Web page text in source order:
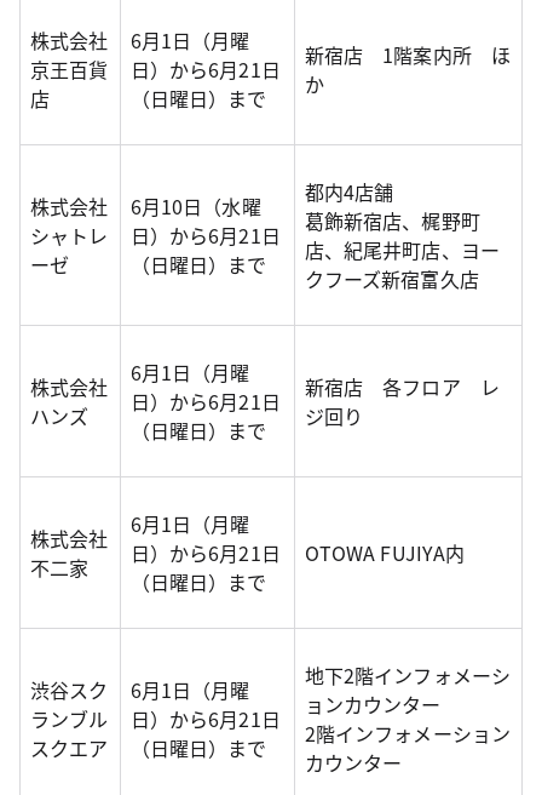
株式会社
京王百貨
店
6月1日（月曜
日）から6月21日
（日曜日）まで
新宿店 1階案内所 ほ
か
株式会社
シャトレ
ーゼ
6月10日（水曜
日）から6月21日
（日曜日）まで
都内4店舗
葛飾新宿店、梶野町
店、紀尾井町店、ヨー
クフーズ新宿富久店
株式会社
ハンズ
6月1日（月曜
日）から6月21日
（日曜日）まで
新宿店 各フロア レ
ジ回り
株式会社
不二家
6月1日（月曜
日）から6月21日
（日曜日）まで
OTOWA FUJIYA内
渋谷スク
ランブル
スクエア
6月1日（月曜
日）から6月21日
（日曜日）まで
地下2階インフォメーシ
ョンカウンター
2階インフォメーション
カウンター